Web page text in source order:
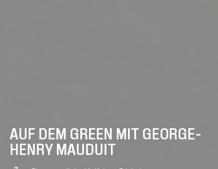
AUF DEM GREEN MIT GEORGE-
HENRY MAUDUIT